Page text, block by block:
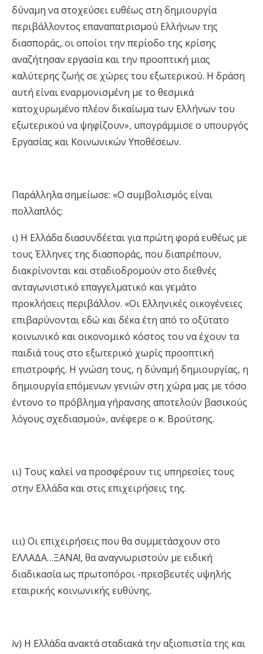
δύναμη να στοχεύσει ευθέως στη δημιουργία
περιβάλλοντος επαναπατρισμού Ελλήνων της
διασποράς, οι οποίοι την περίοδο της κρίσης
αναζήτησαν εργασία και την προοπτική μιας
καλύτερης ζωής σε χώρες του εξωτερικού. Η δράση
αυτή είναι εναρμονισμένη με το θεσμικά
κατοχυρωμένο πλέον δικαίωμα των Ελλήνων του
εξωτερικού να ψηφίζουν», υπογράμμισε ο υπουργός
Εργασίας και Κοινωνικών Υποθέσεων.
Παράλληλα σημείωσε: «Ο συμβολισμός είναι
πολλαπλός:
ι) Η Ελλάδα διασυνδέεται για πρώτη φορά ευθέως με
τους Έλληνες της διασποράς, που διαπρέπουν,
διακρίνονται και σταδιοδρομούν στο διεθνές
ανταγωνιστικό επαγγελματικό και γεμάτο
προκλήσεις περιβάλλον. «Οι Ελληνικές οικογένειες
επιβαρύνονται εδώ και δέκα έτη από το οξύτατο
κοινωνικό και οικονομικό κόστος του να έχουν τα
παιδιά τους στο εξωτερικό χωρίς προοπτική
επιστροφής. Η γνώση τους, η δύναμή δημιουργίας, η
δημιουργία επόμενων γενιών στη χώρα μας με τόσο
έντονο το πρόβλημα γήρανσης αποτελούν βασικούς
λόγους σχεδιασμού», ανέφερε ο κ. Βρούτσης.
ιι) Τους καλεί να προσφέρουν τις υπηρεσίες τους
στην Ελλάδα και στις επιχειρήσεις της.
ιιι) Οι επιχειρήσεις που θα συμμετάσχουν στο
ΕΛΛΑΔΑ…ΞΑΝΑ!, θα αναγνωριστούν με ειδική
διαδικασία ως πρωτοπόροι -πρεσβευτές υψηλής
εταιρικής κοινωνικής ευθύνης.
iv) Η Ελλάδα ανακτά σταδιακά την αξιοπιστία της και